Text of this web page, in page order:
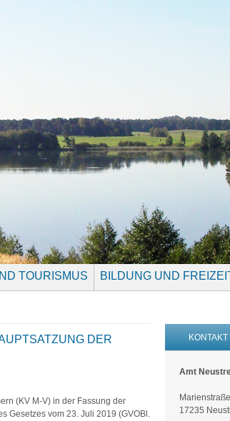
TOURISMUS BILDUNG UND
DER
(KV M-V) in der Fassung der
Gesetzes vom 23. Juli 2019 (GVOBl.
KONTAKT
Amt
17235